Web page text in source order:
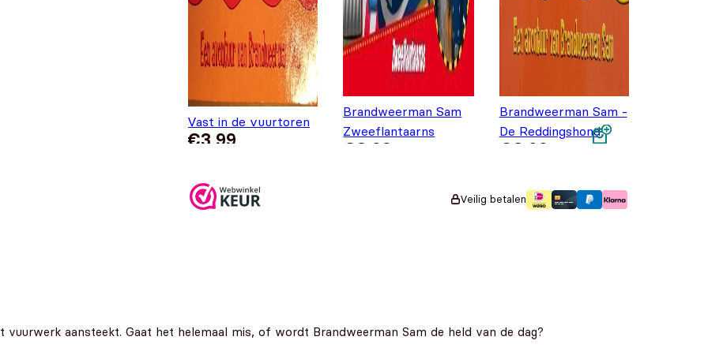
Vast in de vuurtoren
€3,99
Brandweerman Sam
Zweeflantaarns
€ 3,99
Brandweerman Sam -
De Reddingshond
€ 3,99
Veilig betalen
aansteekt. Gaat het helemaal mis, of wordt Brandweerman Sam de held van de dag?